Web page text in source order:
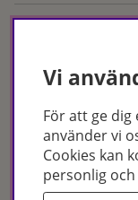
Hudoteket erbjuder
makeup – både
utbildade
behandlingar för just
besök oss i Jönköping
Vi
För att ge
använder vi
Cookies kan
personlig